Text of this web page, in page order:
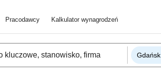
Pracodawcy Kalkulator wynagrodzeń
Gdańsk